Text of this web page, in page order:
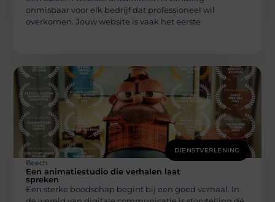
onmisbaar voor elk bedrijf dat professioneel wil
overkomen. Jouw website is vaak het eerste
DIENSTVERLENING
Beech
Een animatiestudio die verhalen laat
spreken
Een sterke boodschap begint bij een goed verhaal. In